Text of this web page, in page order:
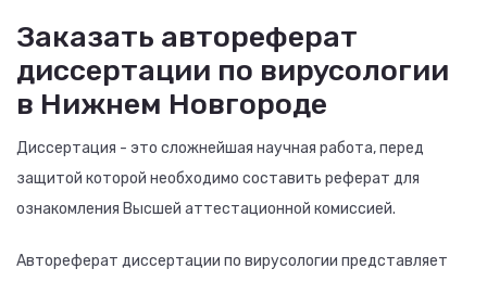
Заказать автореферат
диссертации по вирусологии
в Нижнем Новгороде
Диссертация - это сложнейшая научная работа, перед
защитой которой необходимо составить реферат для
ознакомления Высшей аттестационной комиссией.
Автореферат диссертации по вирусологии представляет